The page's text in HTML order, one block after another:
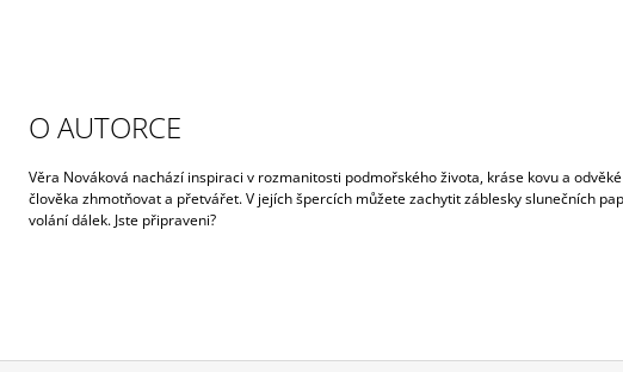
O AUTORCE
Věra Nováková nachází inspiraci v rozmanitosti podmořského života, kráse kovu a
člověka zhmotňovat a přetvářet. V jejích špercích můžete zachytit záblesky slunečních
volání dálek. Jste připraveni?